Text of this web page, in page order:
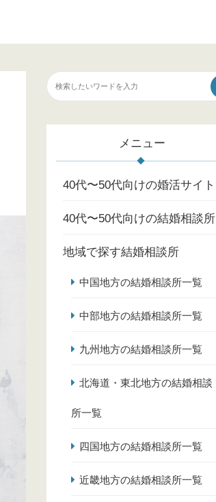
メニュー
40代〜50代向けの婚活サイト
40代〜50代向けの結婚相談所
地域で探す結婚相談所
中国地方の結婚相談所一覧
中部地方の結婚相談所一覧
九州地方の結婚相談所一覧
北海道・東北地方の結婚相談
所一覧
四国地方の結婚相談所一覧
近畿地方の結婚相談所一覧